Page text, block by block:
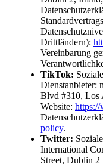
Drittländern):
Vereinbarung
TikTok:
Dienstanbieter:
Blvd #310, Los
Website:
policy.
Twitter:
International
Street, Dublin